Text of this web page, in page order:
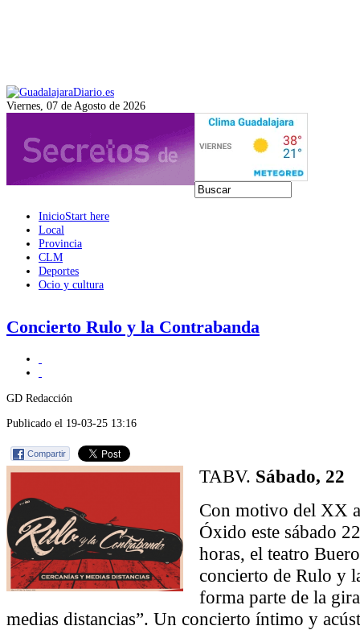
Viernes, 07 de Agosto de 2026
InicioStart here
Local
Provincia
CLM
Deportes
Ocio y cultura
Concierto Rulo y la Contrabanda
GD Redacción
Publicado el 19-03-25 13:16
Compartir
TABV. Sábado, 22
Con motivo del XX
Óxido este sábado
horas, el teatro
concierto de Rulo y
forma parte de la
medias distancias”. Un concierto íntimo y